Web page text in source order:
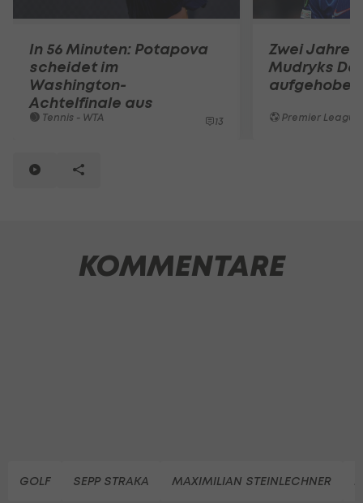
In 56 Minuten: Potapova
scheidet im
Washington-
Achtelfinale aus
Tennis - WTA 13
Zwei Jahre
Mudryks
aufgehoben
Premier League
KOMMENTARE
GOLF SEPP STRAKA MAXIMILIAN STEINLECHNER